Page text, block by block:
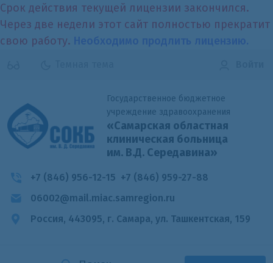
Срок действия текущей лицензии закончился.
Через две недели этот сайт полностью прекратит
свою работу.
Государственное бюджетное
учреждение здравоохранения
«Самарская областная
клиническая больница
им. В.Д. Середавина»
+7 (846) 956-12-15 +7 (846) 959-27-88
06002@mail.miac.samregion.ru
Россия, 443095, г. Самара, ул. Ташкентская, 159